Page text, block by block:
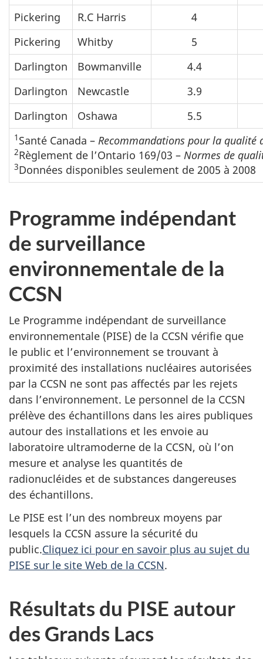
Pickering
R.C Harris
4
Pickering
Whitby
5
Darlington
Bowmanville
4.4
Darlington
Newcastle
3.9
Darlington
Oshawa 5.5
1 Santé Canada – Recommandations pour la qualité
2Règlement de l’Ontario 169/03 – Normes de
3Données disponibles seulement de 2005 à 2008
Programme indépendant
de surveillance
environnementale de la
CCSN
Le Programme indépendant de surveillance
environnementale (PISE) de la CCSN vérifie que
le public et l’environnement se trouvant à
proximité des installations nucléaires autorisées
par la CCSN ne sont pas affectés par les rejets
dans l’environnement. Le personnel de la CCSN
prélève des échantillons dans les aires publiques
autour des installations et les envoie au
laboratoire ultramoderne de la CCSN, où l’on
mesure et analyse les quantités de
radionucléides et de substances dangereuses
des échantillons.
Le PISE est l’un des nombreux moyens par
lesquels la CCSN assure la sécurité du
public.Cliquez ici pour en savoir plus au sujet du
PISE sur le site Web de la CCSN.
Résultats du PISE autour
des Grands Lacs